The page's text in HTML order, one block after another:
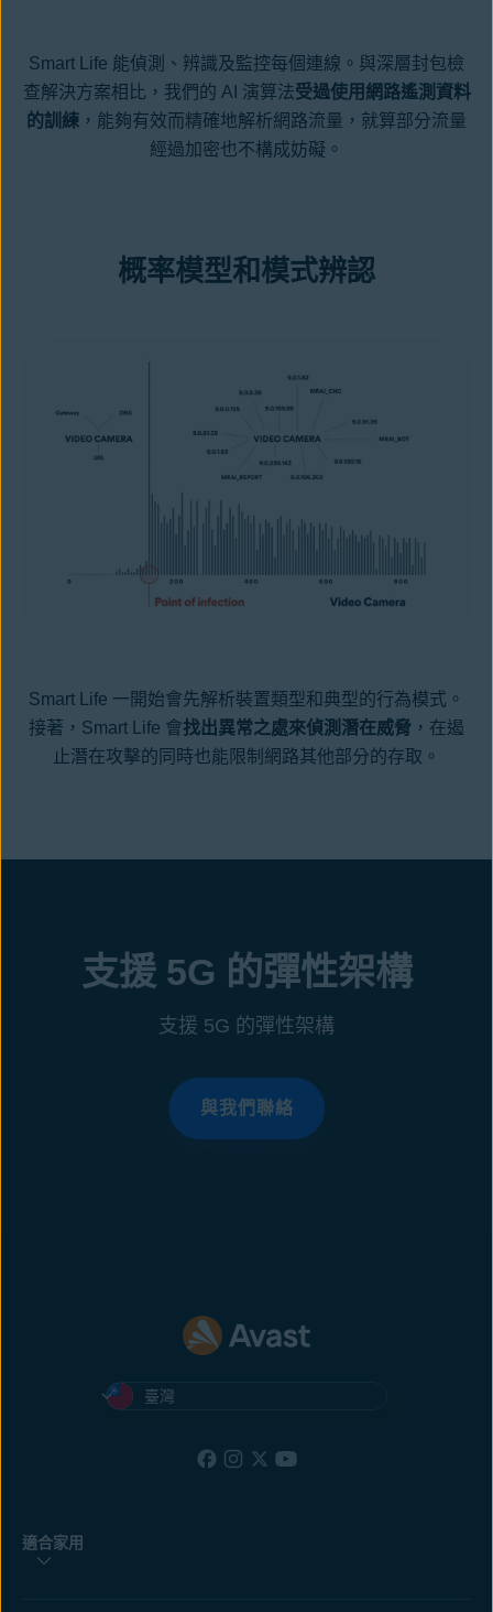
Smart Life 能偵測、辨識及監控每個連線。與深層封包檢
查解決方案相比，我們的 AI 演算法受過使用網路遙測資料
的訓練 ，能夠有效而精確地解析網路流量，就算部分流量
經過加密也不構成妨礙。
概率模型和模式辨認
Smart Life 一開始會先解析裝置類型和典型的行為模式。
接著，Smart Life 會找出異常之處來偵測潛在威脅 ，在遏
止潛在攻擊的同時也能限制網路其他部分的存取。
支援 5G 的彈性架構
支援 5G 的彈性架構
與我們聯絡
臺灣
適合家用